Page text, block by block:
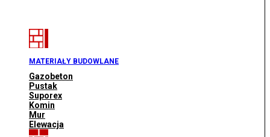
MATERIAŁY BUDOWLANE
Gazobeton
Pustak
Suporex
Komin
Mur
Elewacja